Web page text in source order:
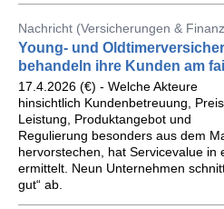
Nachricht (Versicherungen &
Young- und
behandeln ihre Kunden am
17.4.2026 (€) - Welche Akteure
hinsichtlich Kundenbetreuung,
Leistung, Produktangebot und
Regulierung besonders aus dem
hervorstechen, hat Servicevalue in
ermittelt. Neun Unternehmen
gut“ ab.